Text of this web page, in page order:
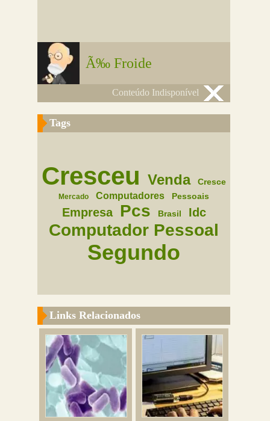
Ã‰ Froide
Conteúdo Indisponível
Tags
Cresceu Venda Cresce
Mercado Computadores Pessoais
Empresa Pcs Brasil Idc
Computador Pessoal
Segundo
Links Relacionados